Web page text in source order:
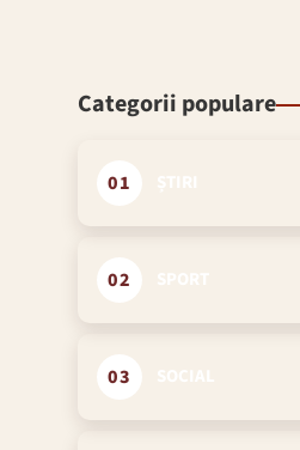
Categorii populare
01
02
03